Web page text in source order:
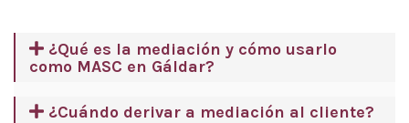
¿Qué es la mediación y cómo usarlo
como MASC en Gáldar?
¿Cuándo derivar a mediación al cliente?